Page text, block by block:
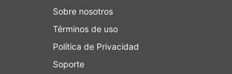
Sobre nosotros
Términos de uso
Política de Privacidad
Soporte